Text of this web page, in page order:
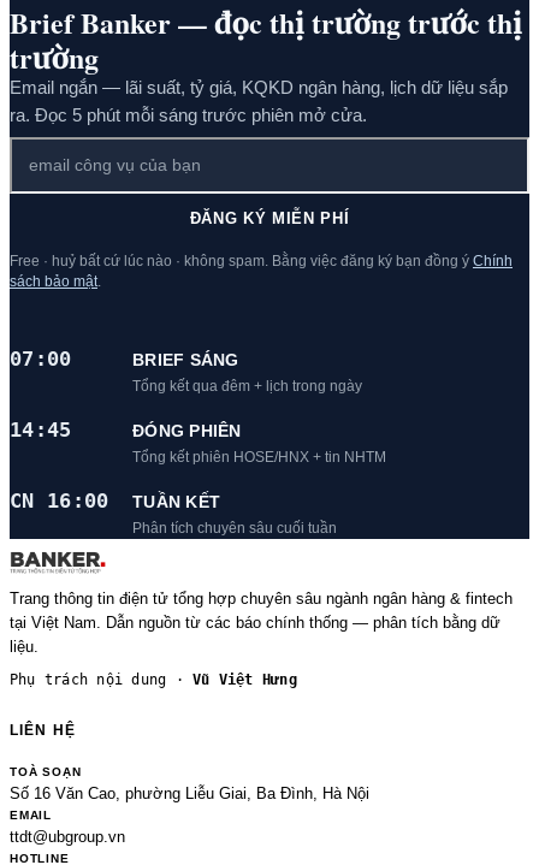
Brief Banker — đọc thị trường trước thị
trường
Email ngắn — lãi suất, tỷ giá, KQKD ngân hàng, lịch dữ liệu sắp
ra. Đọc 5 phút mỗi sáng trước phiên mở cửa.
ĐĂNG KÝ MIỄN PHÍ
Free · huỷ bất cứ lúc nào · không spam. Bằng việc đăng ký bạn đồng ý Chính
sách bảo mật
07:00 BRIEF SÁNG
Tổng kết qua đêm + lịch trong ngày
14:45 ĐÓNG PHIÊN
Tổng kết phiên HOSE/HNX + tin NHTM
CN 16:00 TUẦN KẾT
Phân tích chuyên sâu cuối tuần
Trang thông tin điện tử tổng hợp chuyên sâu ngành ngân hàng & fintech
tại Việt Nam. Dẫn nguồn từ các báo chính thống — phân tích bằng dữ
liệu.
Phụ trách nội dung ·Vũ Việt Hưng
LIÊN HỆ
TOÀ SOẠN
Số 16 Văn Cao, phường Liễu Giai, Ba Đình, Hà Nội
EMAIL
ttdt@ubgroup.vn
HOTLINE